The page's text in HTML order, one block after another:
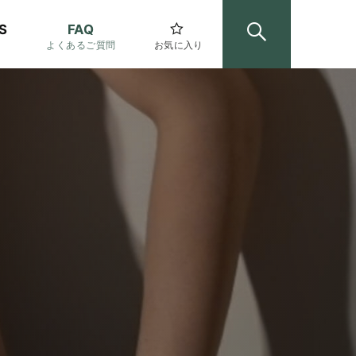
FAQ
よくあるご質問 お気に入り